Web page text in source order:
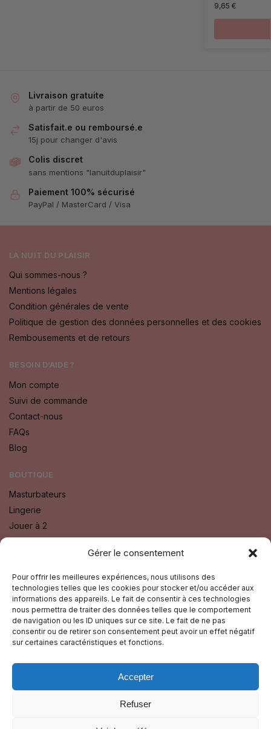
Gérer le consentement
Pour offrir les meilleures expériences, nous utilisons des
technologies telles que les cookies pour stocker et/ou accéder aux
informations des appareils. Le fait de consentir à ces technologies
nous permettra de traiter des données telles que le comportement
de navigation ou les ID uniques sur ce site. Le fait de ne pas
consentir ou de retirer son consentement peut avoir un effet négatif
sur certaines caractéristiques et fonctions.
Accepter
Refuser
9,65 €
Livraison gratuite
à partir de 50 euros
Satisfait.e ou remboursé.e
15j pour changer d'avis
Colis discret
sans mentions "lanuitduplaisir"
Paiement 100% sécurisé
PayPal / MasterCard / Visa
LA NUIT DU PLAISIR
Qui sommes-nous ?
Mentions légales
Condition générales de vente
Politique de gestion des données personnelles et des cookies
Rembousements et de retours
BESOIN D’AIDE ?
Mon compte
Suivi de commande
Contact-nous
FAQs
Blog
BOUTIQUE
Masturbateurs
Lingerie
Jouer à 2
Sextoys
Fétichisme SM
SUIVEZ-NOUS SUR :
Facebook